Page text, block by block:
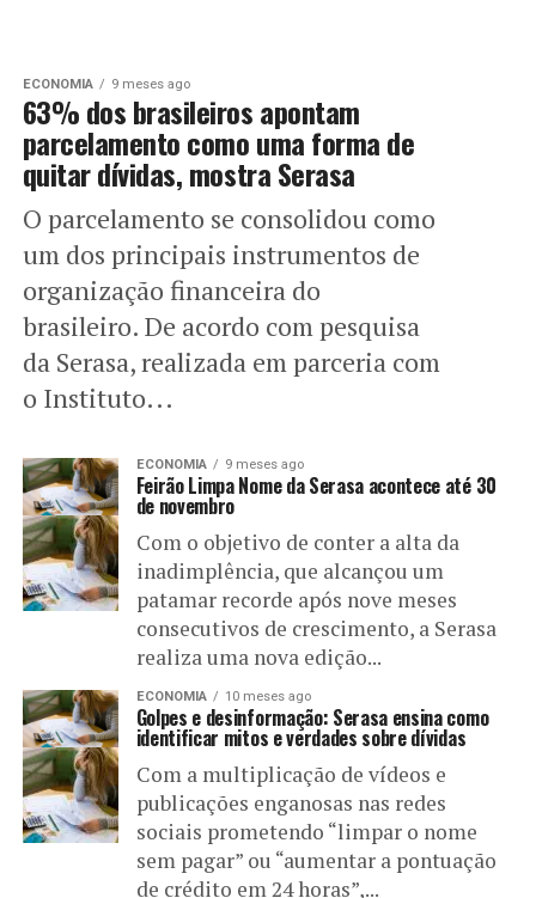
ECONOMIA 9 meses ago
63% dos brasileiros apontam
parcelamento como uma forma de
quitar dívidas, mostra Serasa
O parcelamento se consolidou como
um dos principais instrumentos de
organização financeira do
brasileiro. De acordo com pesquisa
da Serasa, realizada em parceria com
o Instituto...
ECONOMIA 9 meses ago
Feirão Limpa Nome da Serasa acontece até 30
de novembro
Com o objetivo de conter a alta da
inadimplência, que alcançou um
patamar recorde após nove meses
consecutivos de crescimento, a Serasa
realiza uma nova edição...
ECONOMIA 10 meses ago
Golpes e desinformação: Serasa ensina como
identificar mitos e verdades sobre dívidas
Com a multiplicação de vídeos e
publicações enganosas nas redes
sociais prometendo “limpar o nome
sem pagar” ou “aumentar a pontuação
de crédito em 24 horas”,...